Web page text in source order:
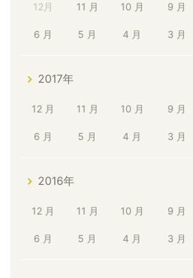
12月 11 月 10 月 9 月
6 月 5 月 4 月 3 月
2017年
12 月 11 月 10 月 9 月
6 月 5 月 4 月 3 月
2016年
12 月 11 月 10 月 9 月
6 月 5 月 4 月 3 月